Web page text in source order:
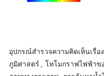
อุปกรณ์สำรวจความคิดเห็นเรื่
ภูมิศาสตร์ , โทโมกราฟไฟฟ้าข